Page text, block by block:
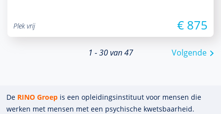
Plek vrij € 875
1 - 30 van 47 Volgende
De RINO Groep is een opleidings­insti­tuut voor mensen die
werken met mensen met een psychische kwets­baar­heid.